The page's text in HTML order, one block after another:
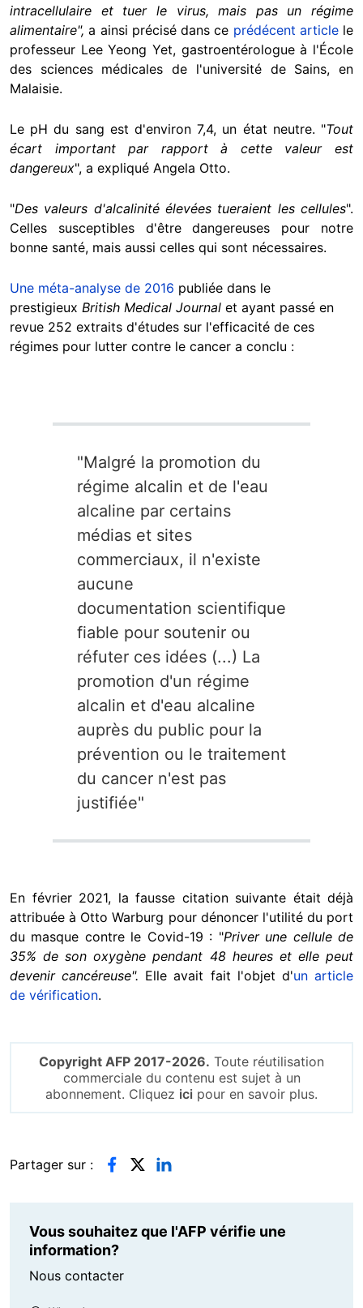
intracellulaire et tuer le virus, mais pas un régime
alimentaire", a ainsi précisé dans ce prédécent articlele
professeur Lee Yeong Yet, gastroentérologue à l'École
des sciences médicales de l'université de Sains, en
Malaisie.
Le pH du sang est d'environ 7,4, un état neutre. "Tout
écart important par rapport à cette valeur est
dangereux", a expliqué Angela Otto.
"Des valeurs d'alcalinité élevées tueraient les cellules".
Celles susceptibles d'être dangereuses pour notre
bonne santé, mais aussi celles qui sont nécessaires.
Une méta-analyse de 2016 publiée dans le
prestigieux British Medical Journal et ayant passé en
revue 252 extraits d'études sur l'efficacité de ces
régimes pour lutter contre le cancer a conclu :
"Malgré la promotion du
régime alcalin et de l'eau
alcaline par certains
médias et sites
commerciaux, il n'existe
aucune
documentation scientifique
fiable pour soutenir ou
réfuter ces idées (...) La
promotion d'un régime
alcalin et d'eau alcaline
auprès du public pour la
prévention ou le traitement
du cancer n'est pas
justifiée"
En février 2021, la fausse citation suivante était déjà
attribuée à Otto Warburg pour dénoncer l'utilité du port
du masque contre le Covid-19 : "Priver une cellule de
35% de son oxygène pendant 48 heures et elle peut
devenir cancéreuse". Elle avait fait l'objet d'un article
de vérification.
Copyright AFP 2017-2026. Toute réutilisation
commerciale du contenu est sujet à un
abonnement. Cliquez ici pour en savoir plus.
Partager sur :
Vous souhaitez que l'AFP vérifie une
information?
Nous contacter